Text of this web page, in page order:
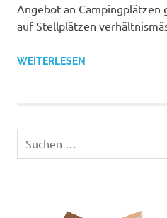
Angebot an Campingplätzen
auf Stellplätzen
WEITERLESEN
Suchen